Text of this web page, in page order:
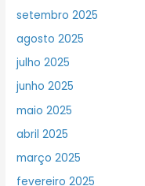
setembro 2025
agosto 2025
julho 2025
junho 2025
maio 2025
abril 2025
março 2025
fevereiro 2025